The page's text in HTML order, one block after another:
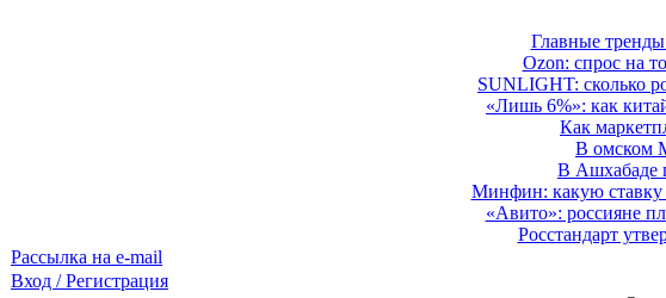
Главные
Ozon: спрос на
SUNLIGHT: сколько
«Лишь 6%»: как
Как
В омском
В Ашхабаде
Минфин: какую ставку
«Авито»: россияне
Росстандарт
Рассылка на e-mail
Вход / Регистрация